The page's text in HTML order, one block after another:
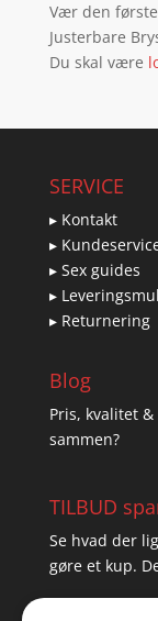
Vær den
Justerbare
Du skal være
SERVICE
▸ Kontakt
▸
▸ Sex guides
▸
▸ Returnering
Blog
Pris, kvalitet
sammen?
TILBUD
Se hvad der
gøre et kup.